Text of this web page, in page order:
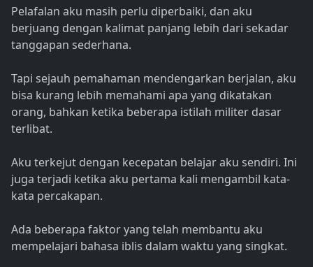
Pelafalan aku masih perlu diperbaiki, dan aku
berjuang dengan kalimat panjang lebih dari sekadar
tanggapan sederhana.
Tapi sejauh pemahaman mendengarkan berjalan, aku
bisa kurang lebih memahami apa yang dikatakan
orang, bahkan ketika beberapa istilah militer dasar
terlibat.
Aku terkejut dengan kecepatan belajar aku sendiri. Ini
juga terjadi ketika aku pertama kali mengambil kata-
kata percakapan.
Ada beberapa faktor yang telah membantu aku
mempelajari bahasa iblis dalam waktu yang singkat.